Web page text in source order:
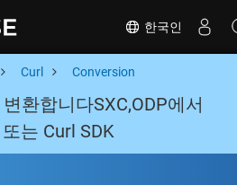
한국인
Curl Conversion
환합니다SXC,ODP에서
는 Curl SDK